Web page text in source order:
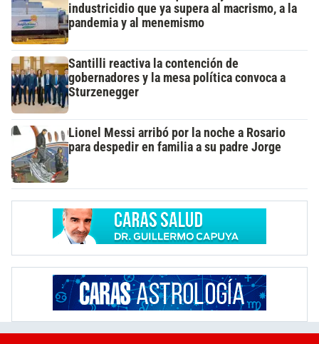
industricidio que ya supera al macrismo, a la
pandemia y al menemismo
Santilli reactiva la contención de
gobernadores y la mesa política convoca a
Sturzenegger
Lionel Messi arribó por la noche a Rosario
para despedir en familia a su padre Jorge